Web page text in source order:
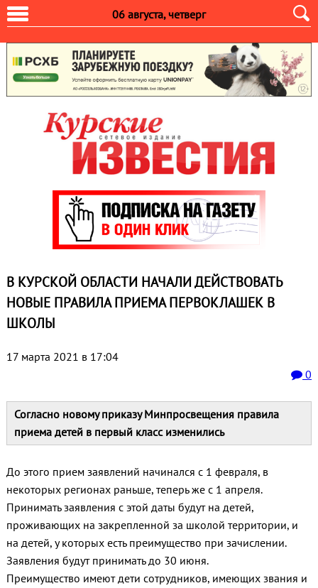
06 августа, четверг
В КУРСКОЙ ОБЛАСТИ НАЧАЛИ ДЕЙСТВОВАТЬ
НОВЫЕ ПРАВИЛА ПРИЕМА ПЕРВОКЛАШЕК В
ШКОЛЫ
17 марта 2021 в 17:04
0
Согласно новому приказу Минпросвещения правила
приема детей в первый класс изменились
До этого прием заявлений начинался с 1 февраля, в
некоторых регионах раньше, теперь же с 1 апреля.
Принимать заявления с этой даты будут на детей,
проживающих на закрепленной за школой территории, и
на детей, у которых есть преимущество при зачислении.
Заявления будут принимать до 30 июня.
Преимущество имеют дети сотрудников, имеющих звания и